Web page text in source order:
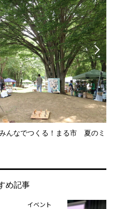
んなでつくる！まる市 夏のミ

め記事
イベント